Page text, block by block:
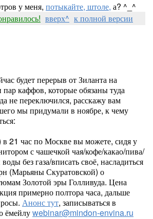
у меня, потыкайте, штоле, а? ^_^
вверх^ к полной версии
будет перерыв от Зиланта на
пар каффов, которые обязаны туда
не переключился, расскажу вам
мы придумали в ноябре, к чему
в 21 час по Москве вы можете, сидя у
с чашечкой чая/кофе/какао/пива/
без газа/вписать своё, насладиться
(Марьяны Скуратовской) о
Золотой эры Голливуда. Цена
примерно полтора часа, дальше
Анонс тут, записываться в
ёмейлуwebinar@mindon-envina.ru